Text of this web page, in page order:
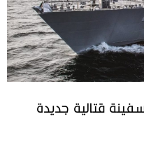
قتالية جديدة